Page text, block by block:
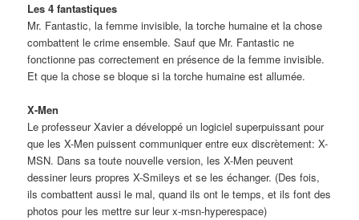
Les 4 fantastiques
Mr. Fantastic, la femme invisible, la torche humaine et la chose
combattent le crime ensemble. Sauf que Mr. Fantastic ne
fonctionne pas correctement en présence de la femme invisible.
Et que la chose se bloque si la torche humaine est allumée.
X-Men
Le professeur Xavier a développé un logiciel superpuissant pour
que les X-Men puissent communiquer entre eux discrètement: X-
MSN. Dans sa toute nouvelle version, les X-Men peuvent
dessiner leurs propres X-Smileys et se les échanger. (Des fois,
ils combattent aussi le mal, quand ils ont le temps, et ils font des
photos pour les mettre sur leur x-msn-hyperespace)